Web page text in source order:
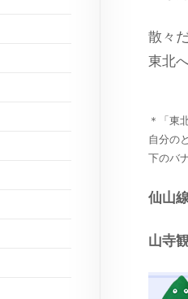
散々
東
＊「東
自分の
下のバ
仙山
山寺